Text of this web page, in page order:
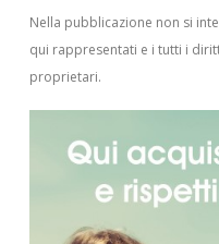
Nella pubblicazione non si
qui rappresentati e i tutti i
proprietari.